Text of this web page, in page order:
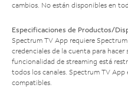
cambios. No están disponibles en
Especificaciones de Productos/
Spectrum TV App requiere
credenciales de la cuenta para
funcionalidad de streaming está
todos los canales. Spectrum TV
compatibles.